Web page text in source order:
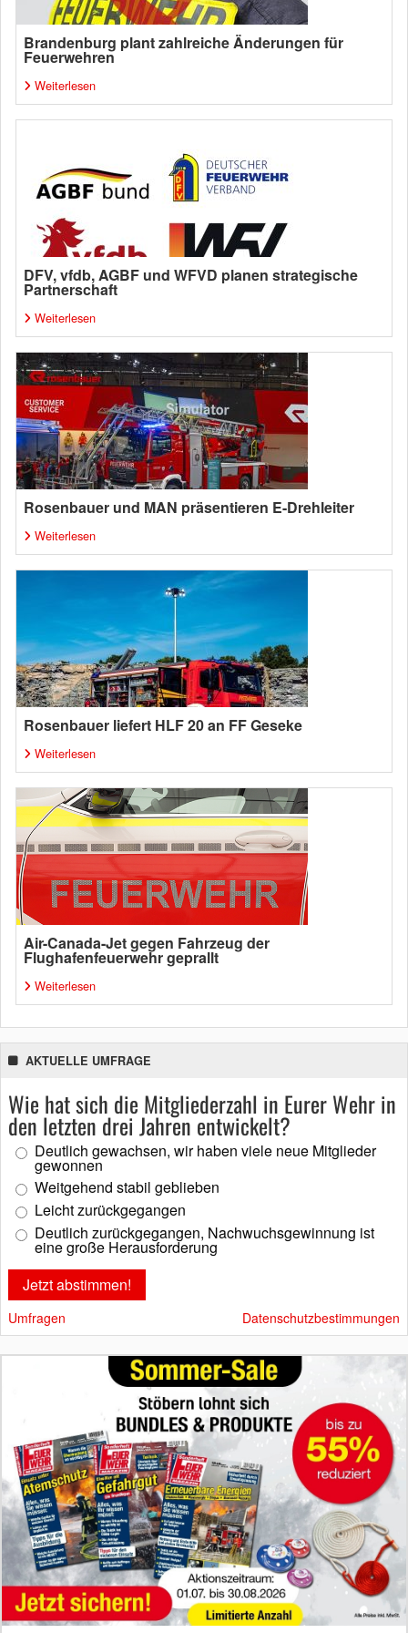
Brandenburg plant zahlreiche Änderungen für
Feuerwehren
Weiterlesen
DFV, vfdb, AGBF und WFVD planen strategische
Partnerschaft
Weiterlesen
Rosenbauer und MAN präsentieren E-Drehleiter
Weiterlesen
Rosenbauer liefert HLF 20 an FF Geseke
Weiterlesen
Air-Canada-Jet gegen Fahrzeug der
Flughafenfeuerwehr geprallt
Weiterlesen
AKTUELLE UMFRAGE
Wie hat sich die Mitgliederzahl in Eurer Wehr in
den letzten drei Jahren entwickelt?
Deutlich gewachsen, wir haben viele neue Mitglieder
gewonnen
Weitgehend stabil geblieben
Leicht zurückgegangen
Deutlich zurückgegangen, Nachwuchsgewinnung ist
eine große Herausforderung
Umfragen Datenschutzbestimmungen